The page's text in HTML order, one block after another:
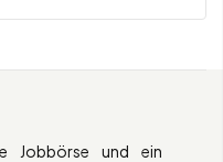
Jobbörse und ein